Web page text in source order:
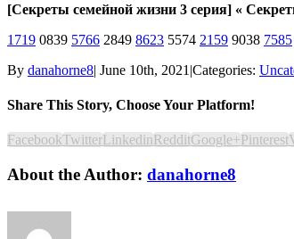
[Секреты семейной жизни 3 серия] «
1719 0839 5766 2849 8623 5574 2159 9038 7585
By danahorne8| June 10th, 2021 |Categories:
Share This Story, Choose Your Platform!
FacebookTwitterLinkedinRedditGoogle+Pinterest
About the Author: danahorne8